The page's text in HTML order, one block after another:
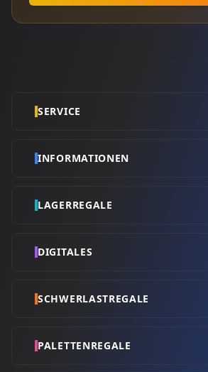
SERVICE
INFORMATIONEN
LAGERREGALE
DIGITALES
SCHWERLASTREGALE
PALETTENREGALE